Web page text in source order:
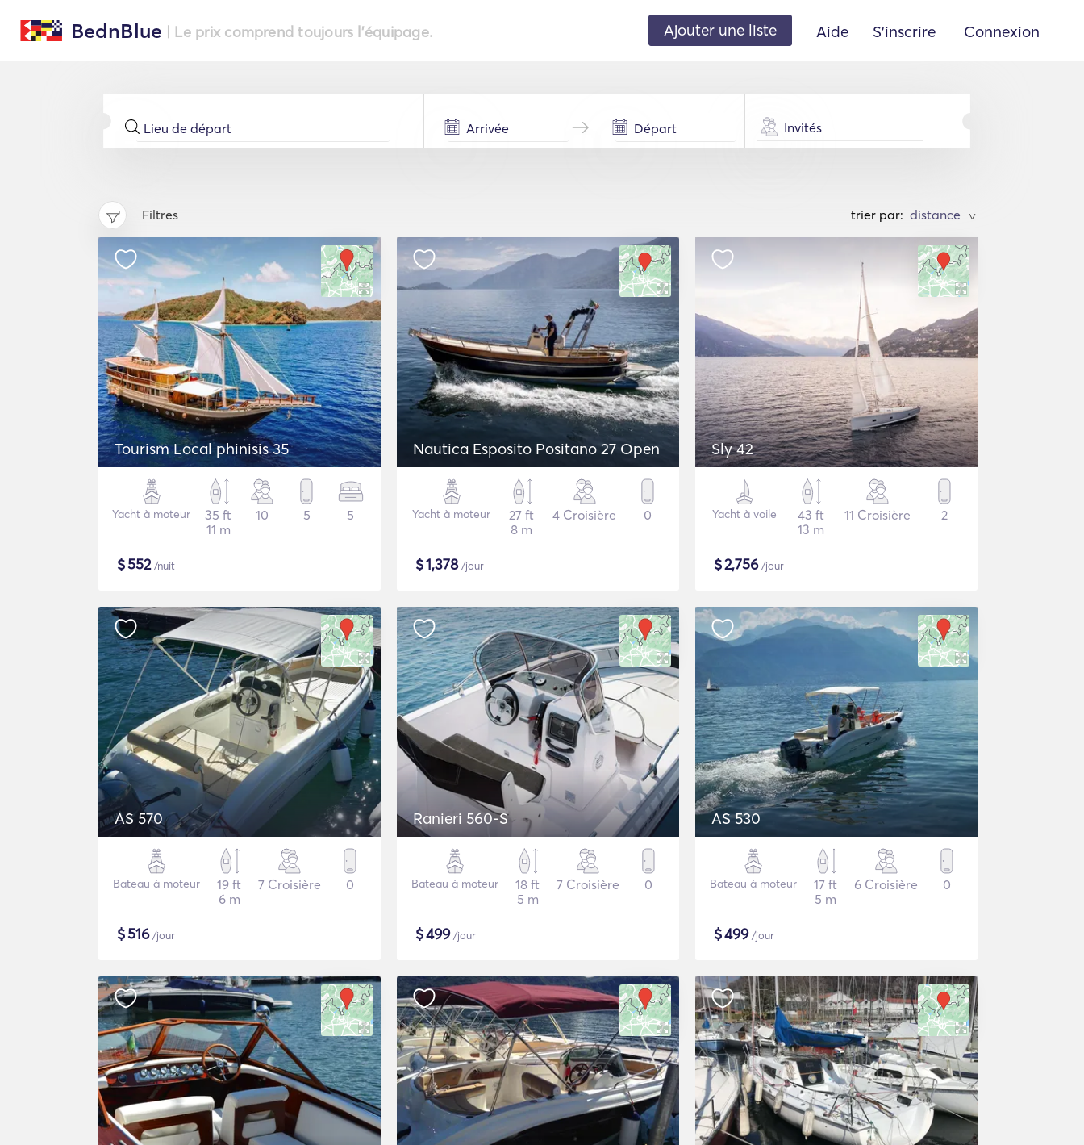
BednBlue | Le prix comprend toujours l'équipage. Ajouter une liste Aide S'inscrire Connexion
Invités
Filtres trier par: >
Tourism Local phinisis 35
Yacht à moteur
35 ft
11 m
10 5 5
$552/nuit
Nautica Esposito Positano 27 Open
Yacht à moteur
27 ft
8 m
4 Croisière 0
$1,378/jour
Sly 42
Yacht à voile
43 ft
13 m
11 Croisière 2
$2,756/jour
AS 570
Bateau à moteur
19 ft
6 m
7 Croisière 0
$516/jour
Ranieri 560-S
Bateau à moteur
18 ft
5 m
7 Croisière 0
$499/jour
AS 530
Bateau à moteur
17 ft
5 m
6 Croisière 0
$499/jour